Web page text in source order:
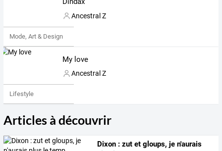
Ancestral Z
Mode, Art & Design
My love
Ancestral Z
Lifestyle
Articles à découvrir
Dixon : zut et gloups, je n'aurais